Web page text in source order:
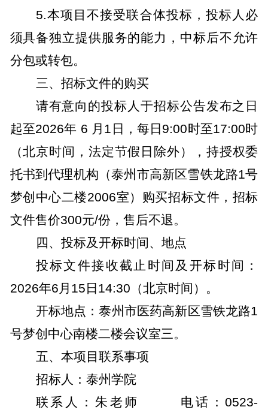
5. 本项目不接受联合体投标，投标人必
须具备独立提供服务的能力，中标后不允许
分包或转包。
三、招标文件的购买
请有意向的投标人于招标公告发布之日
起至2026年 6 月 1 日，每日 9:00时至17:00时
（北京时间，法定节假日除外），持授权委
托书到代理机构（泰州市高新区雪铁龙路1号
梦创中心二楼2006室）购买招标文件，招标
文件售价300元/份，售后不退。
四、投标及开标时间、地点
投标文件接收截止时间及开标时间：
2026年6 月 15 日 14:30 （北京时间）。
开标地点：泰州市医药高新区雪铁龙路1
号梦创中心南楼二楼会议室三。
五、本项目联系事项
招标人：泰州学院
联系人：朱老师
电话：0523-